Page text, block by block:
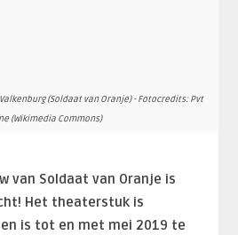
(Soldaat van Oranje) - Fotocredits: Pvt
(Wikimedia Commons)
van Soldaat van Oranje is
Het theaterstuk is
is tot en met mei 2019 te